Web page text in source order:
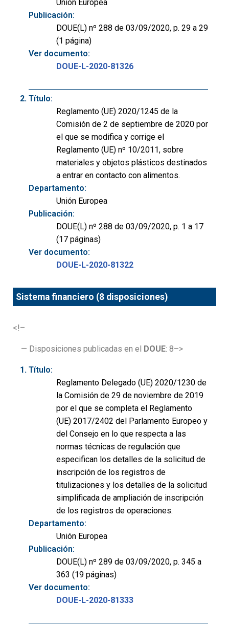
Unión Europea
Publicación:
DOUE(L) nº 288 de 03/09/2020, p. 29 a 29
(1 página)
Ver documento:
DOUE-L-2020-81326
Título:
Reglamento (UE) 2020/1245 de la
Comisión de 2 de septiembre de 2020 por
el que se modifica y corrige el
Reglamento (UE) nº 10/2011, sobre
materiales y objetos plásticos destinados
a entrar en contacto con alimentos.
Departamento:
Unión Europea
Publicación:
DOUE(L) nº 288 de 03/09/2020, p. 1 a 17
(17 páginas)
Ver documento:
DOUE-L-2020-81322
Sistema financiero (8 disposiciones)
<!–
— Disposiciones publicadas en el DOUE: 8–>
Título:
Reglamento Delegado (UE) 2020/1230 de
la Comisión de 29 de noviembre de 2019
por el que se completa el Reglamento
(UE) 2017/2402 del Parlamento Europeo y
del Consejo en lo que respecta a las
normas técnicas de regulación que
especifican los detalles de la solicitud de
inscripción de los registros de
titulizaciones y los detalles de la solicitud
simplificada de ampliación de inscripción
de los registros de operaciones.
Departamento:
Unión Europea
Publicación:
DOUE(L) nº 289 de 03/09/2020, p. 345 a
363 (19 páginas)
Ver documento:
DOUE-L-2020-81333